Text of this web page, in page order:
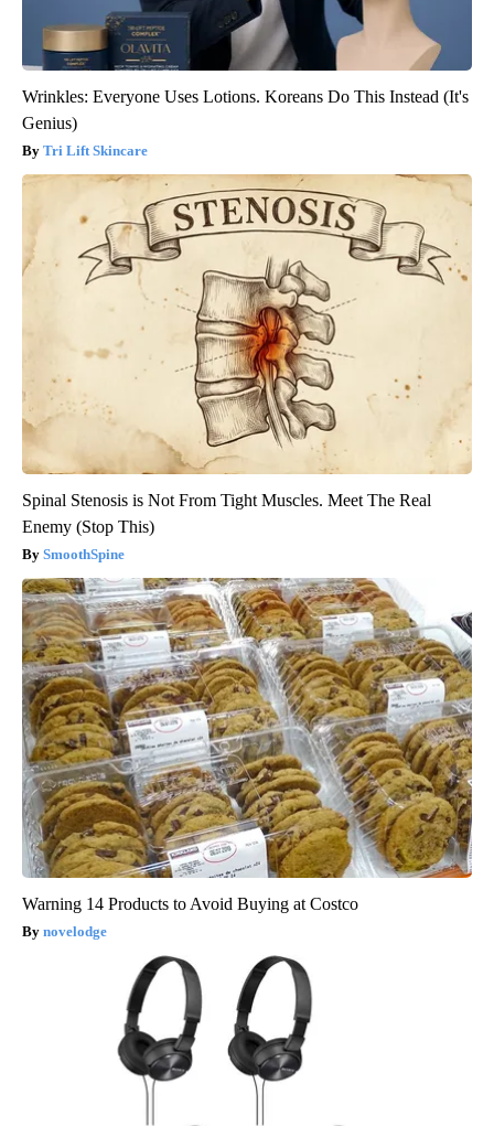
Wrinkles: Everyone Uses Lotions. Koreans Do This Instead (It's
Genius)
Tri Lift Skincare
Spinal Stenosis is Not From Tight Muscles. Meet The Real
Enemy (Stop This)
SmoothSpine
Warning 14 Products to Avoid Buying at Costco
novelodge